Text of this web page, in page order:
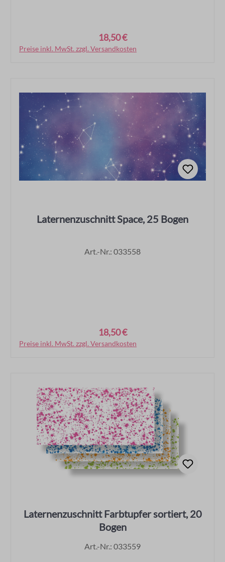
18,50 €
Preise inkl. MwSt. zzgl. Versandkosten
In den Warenkorb
Laternenzuschnitt Space, 25 Bogen
Art.-Nr.: 033558
18,50 €
Preise inkl. MwSt. zzgl. Versandkosten
In den Warenkorb
Laternenzuschnitt Farbtupfer sortiert, 20
Bogen
Art.-Nr.: 033559